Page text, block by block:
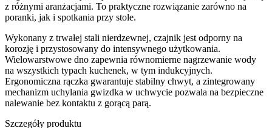
z różnymi aranżacjami. To praktyczne rozwiązanie zarówno na
poranki, jak i spotkania przy stole.
Wykonany z trwałej stali nierdzewnej, czajnik jest odporny na
korozję i przystosowany do intensywnego użytkowania.
Wielowarstwowe dno zapewnia równomierne nagrzewanie wody
na wszystkich typach kuchenek, w tym indukcyjnych.
Ergonomiczna rączka gwarantuje stabilny chwyt, a zintegrowany
mechanizm uchylania gwizdka w uchwycie pozwala na bezpieczne
nalewanie bez kontaktu z gorącą parą.
Szczegóły produktu